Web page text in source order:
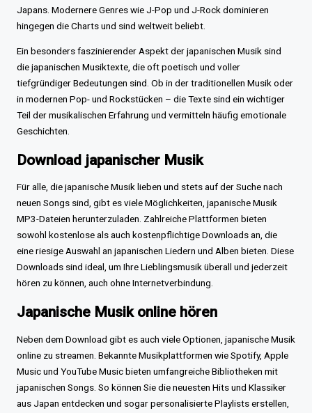
Japans. Modernere Genres wie J-Pop und J-Rock dominieren
hingegen die Charts und sind weltweit beliebt.
Ein besonders faszinierender Aspekt der japanischen Musik sind
die japanischen Musiktexte, die oft poetisch und voller
tiefgründiger Bedeutungen sind. Ob in der traditionellen Musik oder
in modernen Pop- und Rockstücken – die Texte sind ein wichtiger
Teil der musikalischen Erfahrung und vermitteln häufig emotionale
Geschichten.
Download japanischer Musik
Für alle, die japanische Musik lieben und stets auf der Suche nach
neuen Songs sind, gibt es viele Möglichkeiten, japanische Musik
MP3-Dateien herunterzuladen. Zahlreiche Plattformen bieten
sowohl kostenlose als auch kostenpflichtige Downloads an, die
eine riesige Auswahl an japanischen Liedern und Alben bieten. Diese
Downloads sind ideal, um Ihre Lieblingsmusik überall und jederzeit
hören zu können, auch ohne Internetverbindung.
Japanische Musik online hören
Neben dem Download gibt es auch viele Optionen, japanische Musik
online zu streamen. Bekannte Musikplattformen wie Spotify, Apple
Music und YouTube Music bieten umfangreiche Bibliotheken mit
japanischen Songs. So können Sie die neuesten Hits und Klassiker
aus Japan entdecken und sogar personalisierte Playlists erstellen,